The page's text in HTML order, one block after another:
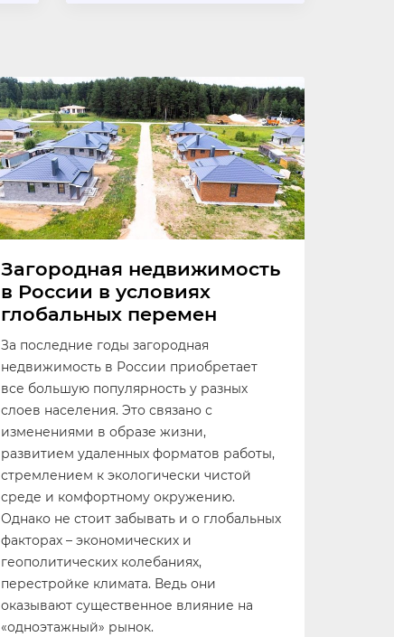
Загородная недвижимость
в России в условиях
глобальных перемен
За последние годы загородная
недвижимость в России приобретает
все большую популярность у разных
слоев населения. Это связано с
изменениями в образе жизни,
развитием удаленных форматов работы,
стремлением к экологически чистой
среде и комфортному окружению.
Однако не стоит забывать и о глобальных
факторах – экономических и
геополитических колебаниях,
перестройке климата. Ведь они
оказывают существенное влияние на
«одноэтажный» рынок.